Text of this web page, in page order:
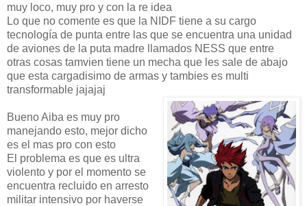
muy loco, muy pro y con la re idea
Lo que no comente es que la NIDF tiene a su cargo
tecnología de punta entre las que se encuentra una unidad
de aviones de la puta madre llamados NESS que entre
otras cosas tamvien tiene un mecha que les sale de abajo
que esta cargadisimo de armas y tambies es multi
transformable jajajaj
Bueno Aiba es muy pro
manejando esto, mejor dicho
es el mas pro con esto
El problema es que es ultra
violento y por el momento se
encuentra recluido en arresto
militar intensivo por haverse